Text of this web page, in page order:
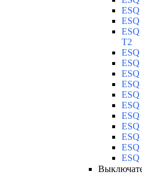
ESQ
T2
ESQ
ESQ
ESQ
ESQ
ESQ